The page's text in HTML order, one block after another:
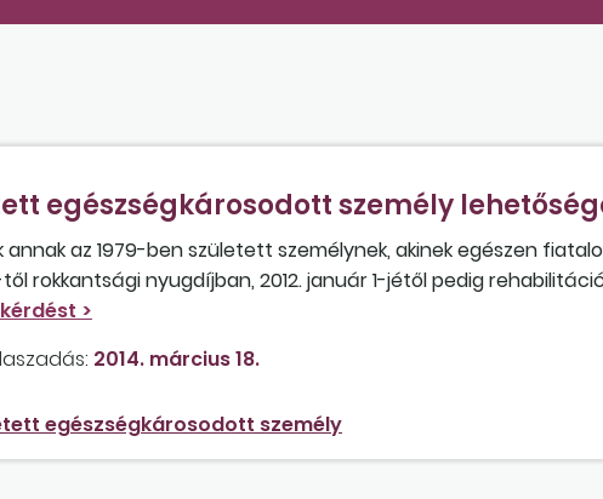
egészségkárosodott személy
az 1979-ben született személynek, akinek egészen
rokkantsági nyugdíjban, 2012. január 1-jétől pedig
Nyújtott be nyugellátásra igényt, de azt elutasították,
viszont a betegségei miatt sikertelen.
2014. március 18.
egészségkárosodott személy